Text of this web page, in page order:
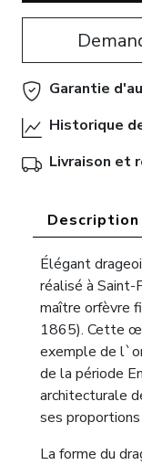
Garantie
Historique
Livraison et
Description
Élégant
réalisé à
maître orfèvre
1865). Cette
exemple de
de la période
architecturale
ses
La forme du